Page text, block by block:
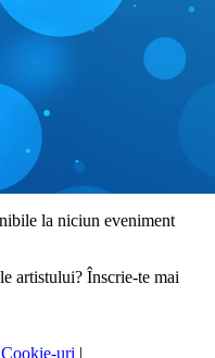
la niciun eveniment
artistului? Înscrie-te mai
Cookie-uri |